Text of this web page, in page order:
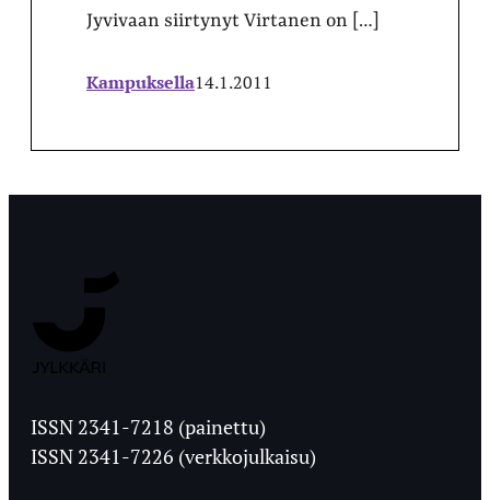
Jyvivaan siirtynyt Virtanen on […]
Kampuksella14.1.2011
Ylioppilaslehti
ISSN 2341-7218 (painettu)
ISSN 2341-7226 (verkkojulkaisu)